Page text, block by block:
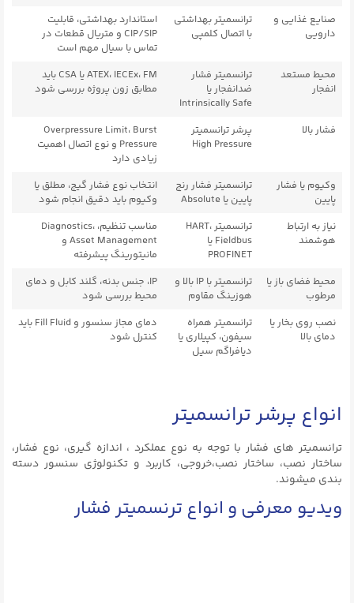
صنایع غذایی و
دارویی
ترانسمیتر بهداشتی
با اتصال کلمپی
استاندارد بهداشتی، قابلیت
CIP/SIP و متریال قطعات در
تماس با سیال مهم است
محیط مستعد
انفجار
ترانسمیتر فشار
ضدانفجار یا
Intrinsically Safe
ATEX، IECEx، FM یا CSA باید
مطابق زون پروژه بررسی شود
فشار بالا
پرشر ترانسمیتر
High Pressure
Overpressure Limit، Burst
Pressure و نوع اتصال اهمیت
زیادی دارد
وکیوم یا فشار
پایین
ترانسمیتر فشار رنج
پایین یا Absolute
انتخاب نوع فشار گیج، مطلق یا
وکیوم باید دقیق انجام شود
نیاز به ارتباط
هوشمند
ترانسمیتر HART،
Fieldbus یا
PROFINET
مناسب تنظیم، Diagnostics،
Asset Management و
مانیتورینگ پیشرفته
محیط فضای باز یا
مرطوب
ترانسمیتر با IP بالا و
هوزینگ مقاوم
IP، جنس بدنه، گلند کابل و دمای
محیط بررسی شود
نصب روی بخار یا
دمای بالا
ترانسمیتر همراه
سیفون، کپیلاری یا
دیافراگم سیل
دمای مجاز سنسور و Fill Fluid باید
کنترل شود
انواع پرشر ترانسمیتر
ترانسمیتر های فشار با توجه به نوع عملکرد ، اندازه گیری، نوع فشار،
ساختار نصب، ساختار نصب،خروجی، کاربرد و تکنولوژی سنسور دسته
بندی میشوند.
ویدیو معرفی و انواع ترنسمیتر فشار